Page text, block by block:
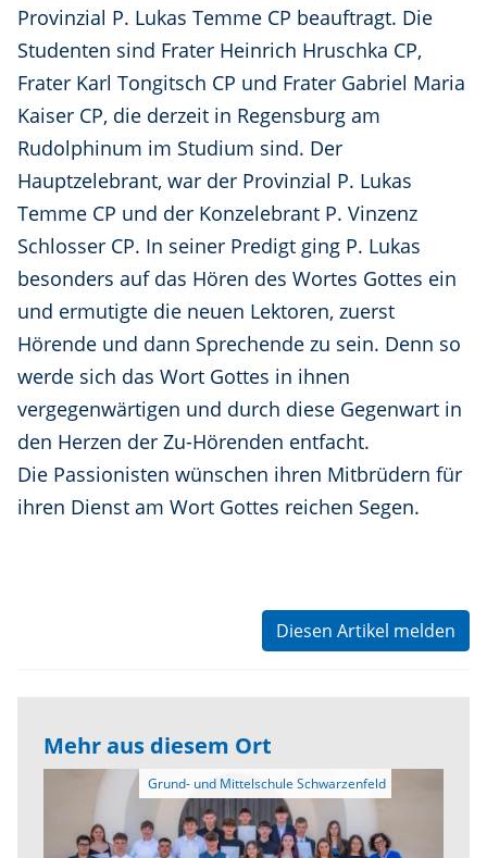
Provinzial P. Lukas Temme CP beauftragt. Die
Studenten sind Frater Heinrich Hruschka CP,
Frater Karl Tongitsch CP und Frater Gabriel Maria
Kaiser CP, die derzeit in Regensburg am
Rudolphinum im Studium sind. Der
Hauptzelebrant, war der Provinzial P. Lukas
Temme CP und der Konzelebrant P. Vinzenz
Schlosser CP. In seiner Predigt ging P. Lukas
besonders auf das Hören des Wortes Gottes ein
und ermutigte die neuen Lektoren, zuerst
Hörende und dann Sprechende zu sein. Denn so
werde sich das Wort Gottes in ihnen
vergegenwärtigen und durch diese Gegenwart in
den Herzen der Zu-Hörenden entfacht.
Die Passionisten wünschen ihren Mitbrüdern für
ihren Dienst am Wort Gottes reichen Segen.
Diesen Artikel melden
Mehr aus diesem Ort